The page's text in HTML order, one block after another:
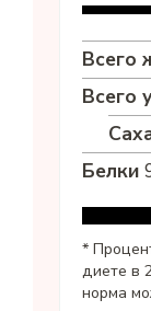
Всего
Всего
Белки
*
диете в
норма